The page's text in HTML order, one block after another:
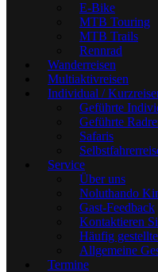
E-Bike
MTB Touring
MTB Trails
Rennrad
Wanderreisen
Multiaktivreisen
Individual /
Geführte
Geführte
Safaris
Service
Über uns
Noluthando
Gast-Feedback
Kontaktieren
Häufig
Allgemeine
Termine